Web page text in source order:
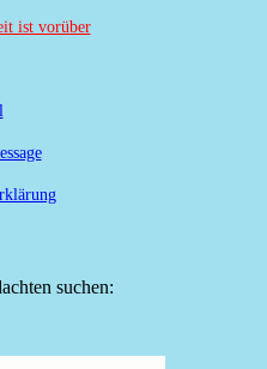
ist vorüber
suchen: